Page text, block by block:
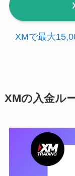
XMで最大
XMの入金ル